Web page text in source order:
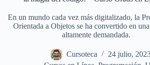
En un mundo cada vez más digitalizado, la
Orientada a Objetos se ha convertido en
altamente demandada.
Cursoteca
24 julio,